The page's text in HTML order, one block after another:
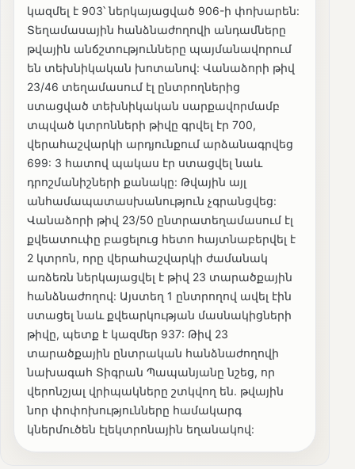
կազմել է 903՝ ներկայացված 906-ի փոխարեն:
Տեղամասային հանձնաժողովի անդամները
թվային անճշտությունները պայմանավորում
են տեխնիկական խոտանով: Վանաձորի թիվ
23/46 տեղամասում էլ ընտրողներից
ստացված տեխնիկական սարքավորմամբ
տպված կտրոնների թիվը գրվել էր 700,
վերահաշվարկի արդյունքում արձանագրվեց
699: 3 հատով պակաս էր ստացվել նաև
դրոշմանիշների քանակը: Թվային այլ
անհամապատասխանություն չգրանցվեց:
Վանաձորի թիվ 23/50 ընտրատեղամասում էլ
քվեատուփը բացելուց հետո հայտնաբերվել է
2 կտրոն, որը վերահաշվարկի ժամանակ
առձեռն ներկայացվել է թիվ 23 տարածքային
հանձնաժողով: Այստեղ 1 ընտրողով ավել էին
ստացել նաև քվեարկության մասնակիցների
թիվը, պետք է կազմեր 937: Թիվ 23
տարածքային ընտրական հանձնաժողովի
նախագահ Տիգրան Պապանյանը նշեց, որ
վերոնշյալ վրիպակները շտկվող են. թվային
նոր փոփոխությունները համակարգ
կներմուծեն էլեկտրոնային եղանակով: